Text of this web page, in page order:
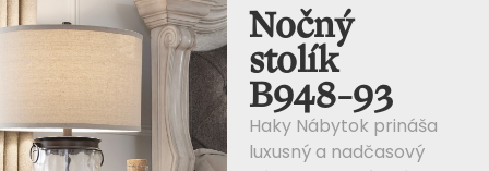
Nočný
stolík
B948-93
Haky Nábytok prináša
luxusný a nadčasový